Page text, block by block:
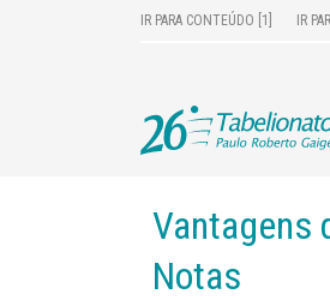
IR PARA CONTEÚDO [1] IR
Vantagens
Notas